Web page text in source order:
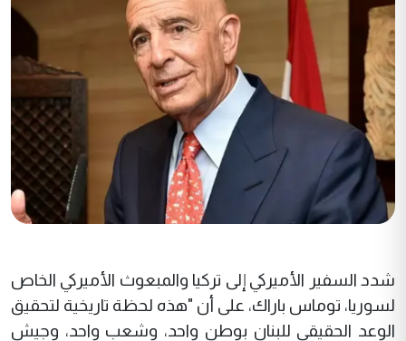
شدد السفير الأميركي إلى تركيا والمبعوث الأميركي الخاص
لسوريا، توماس باراك، على أن "هذه لحظة تاريخية لتحقيق
الوعد الحقيقي للبنان بوطن واحد، وشعب واحد، وجيش